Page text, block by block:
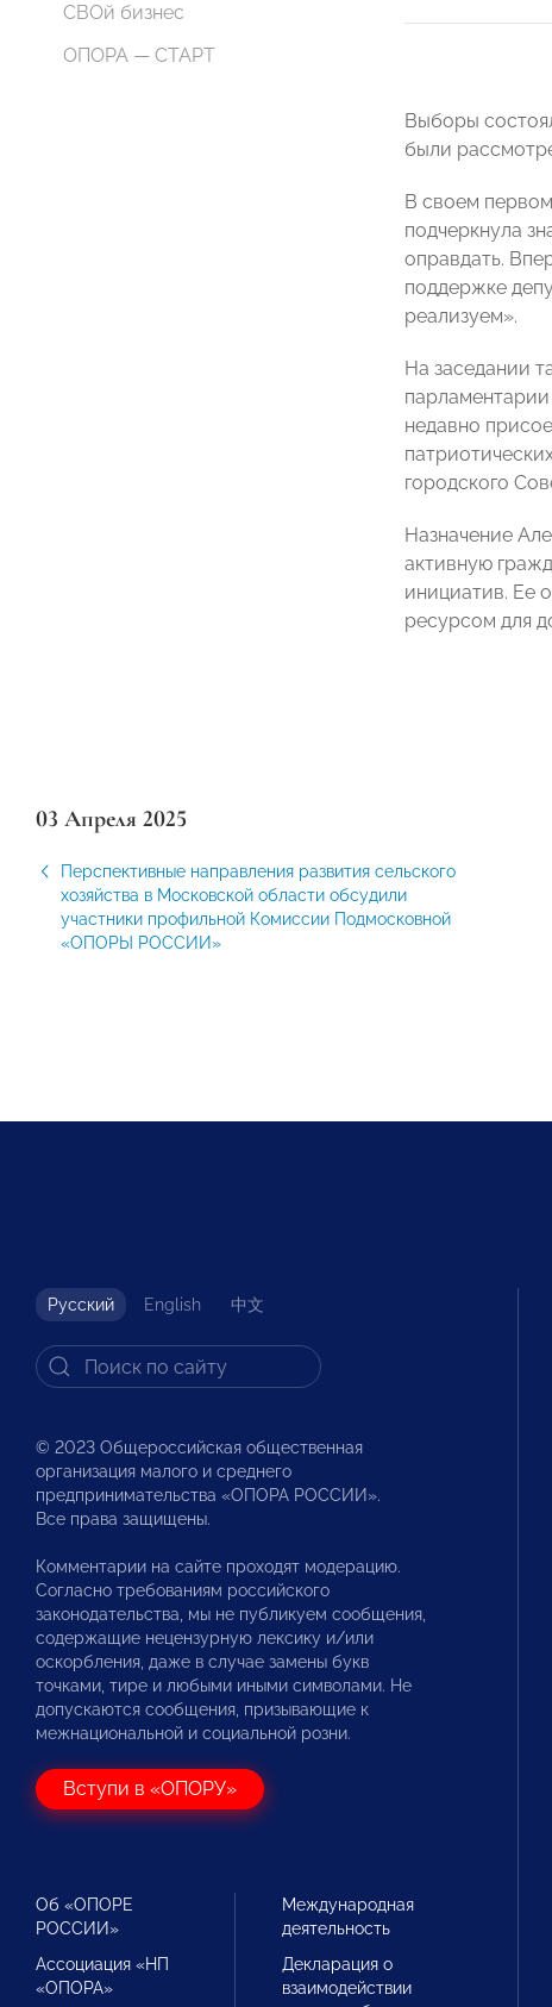
СВОй бизнес
ОПОРА — СТАРТ
Выборы
были
В своем
подчеркнула
оправдать.
поддержке
реализуем».
На заседании
недавно
городского
Назначение
активную
инициатив. Ее
ресурсом для
03 Апреля 2025
Перспективные направления развития сельского
хозяйства в Московской области обсудили
участники профильной Комиссии Подмосковной
«ОПОРЫ РОССИИ»
Русский English 中文
© 2023 Общероссийская общественная
организация малого и среднего
предпринимательства «ОПОРА РОССИИ».
Все права защищены.
Комментарии на сайте проходят модерацию.
Согласно требованиям российского
законодательства, мы не публикуем сообщения,
содержащие нецензурную лексику и/или
оскорбления, даже в случае замены букв
точками, тире и любыми иными символами. Не
допускаются сообщения, призывающие к
межнациональной и социальной розни.
Вступи в «ОПОРУ»
Об «ОПОРЕ
РОССИИ»
Ассоциация «НП
«ОПОРА»
Международная
деятельность
Декларация о
взаимодействии